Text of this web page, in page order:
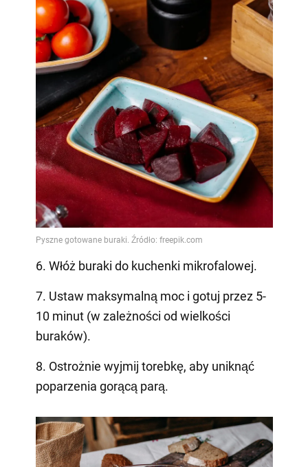
6. Włóż buraki do kuchenki mikrofalowej.
7. Ustaw maksymalną moc i gotuj przez 5-
10 minut (w zależności od wielkości
buraków).
8. Ostrożnie wyjmij torebkę, aby uniknąć
poparzenia gorącą parą.